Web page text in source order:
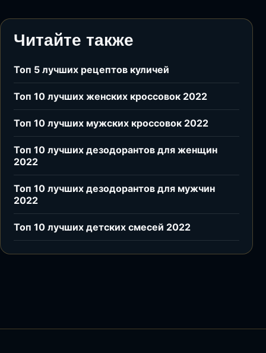
Читайте также
Топ 5 лучших рецептов куличей
Топ 10 лучших женских кроссовок 2022
Топ 10 лучших мужских кроссовок 2022
Топ 10 лучших дезодорантов для женщин
2022
Топ 10 лучших дезодорантов для мужчин
2022
Топ 10 лучших детских смесей 2022